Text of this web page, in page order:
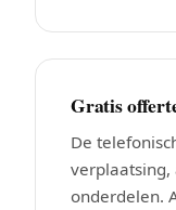
Gratis
De
verplaatsing,
onderdelen.